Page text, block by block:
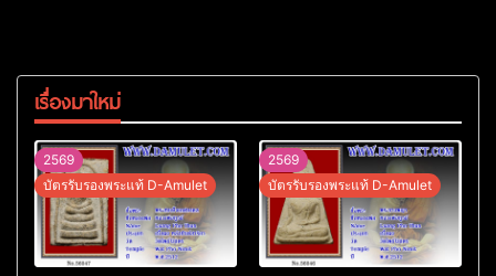
เรื่องมาใหม่
2569
บัตรรับรองพระแท้ D-Amulet
2569
บัตรรับรองพระแท้ D-Amulet